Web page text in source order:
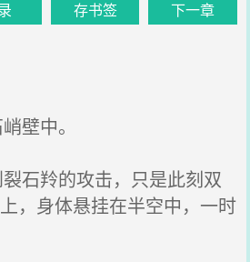
存书签 下一章
壁中。
石羚的攻击，只是此刻双
，身体悬挂在半空中，一时